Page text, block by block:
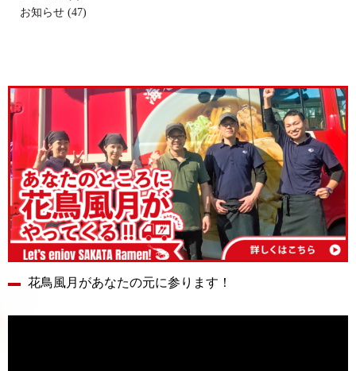
お知らせ (47)
花鳥風月があなたの元に参ります！